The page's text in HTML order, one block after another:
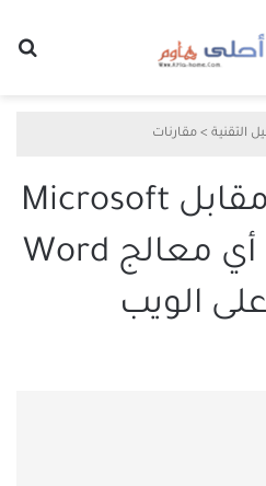
التقنية > مقارنات
Google Docs مقابل Microsoft
Word Online: أي معالج Word
الويب